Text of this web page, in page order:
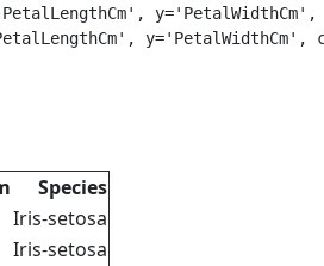
, y='PetalWidthCm' ,
, y='PetalWidthCm' ,
Species
Iris-setosa
Iris-setosa